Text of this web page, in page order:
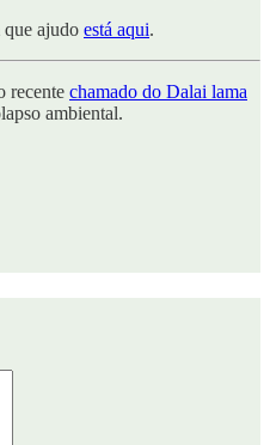
ajudo está aqui.
recente chamado do Dalai lama
ambiental.